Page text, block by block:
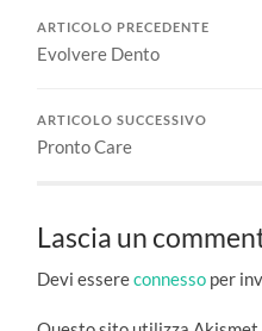
ARTICOLO PRECEDENTE
Evolvere Dento
ARTICOLO SUCCESSIVO
Pronto Care
Lascia un
Devi essereconnesso per